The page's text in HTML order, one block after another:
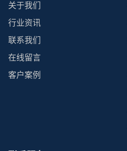
关于我们
行业资讯
联系我们
在线留言
客户案例